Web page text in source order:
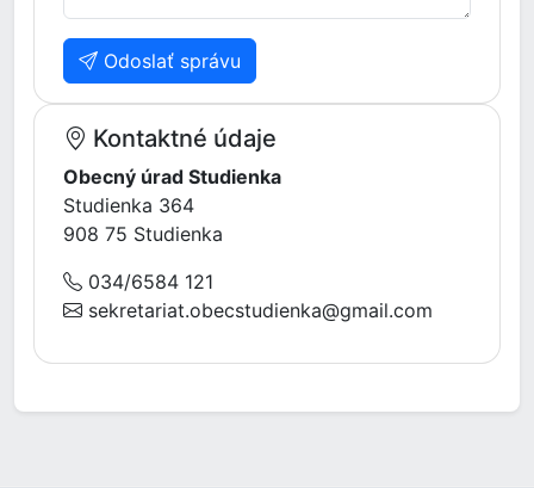
Odoslať správu
Kontaktné údaje
Obecný úrad Studienka
Studienka 364
908 75 Studienka
034/6584 121
sekretariat.obecstudienka@gmail.com